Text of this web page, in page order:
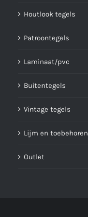
Houtlook tegels
Patroontegels
Laminaat/pvc
Buitentegels
Vintage tegels
Lijm en toebehoren
Outlet